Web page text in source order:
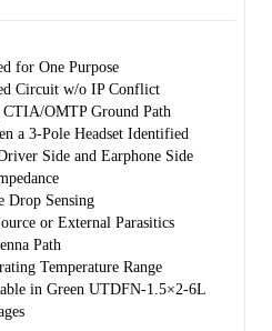
for One Purpose
Circuit w/o IP Conflict
OMTP Ground Path
a 3-Pole Headset Identified
Side and Earphone Side
Drop Sensing
or External Parasitics
Path
Temperature Range
in Green UTDFN-1.5×2-6L